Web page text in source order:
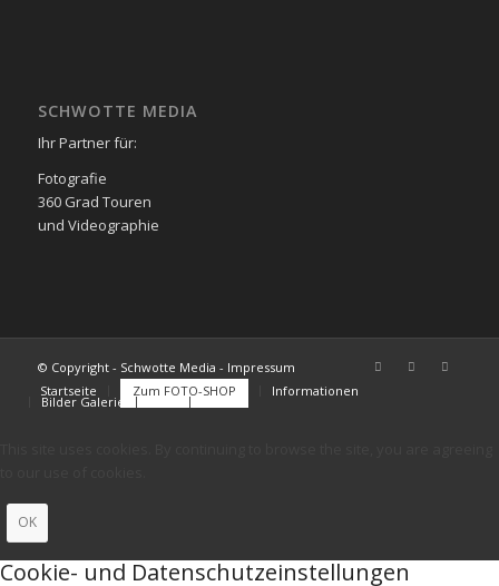
SCHWOTTE MEDIA
Ihr Partner für:
Fotografie
360 Grad Touren
und Videographie
© Copyright - Schwotte Media - Impressum
Startseite
Zum FOTO-SHOP Informationen
Bilder Galerie
OK
Cookie- und Datenschutzeinstellungen